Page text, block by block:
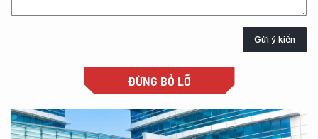
Gửi ý kiến
ĐỪNG BỎ LỠ